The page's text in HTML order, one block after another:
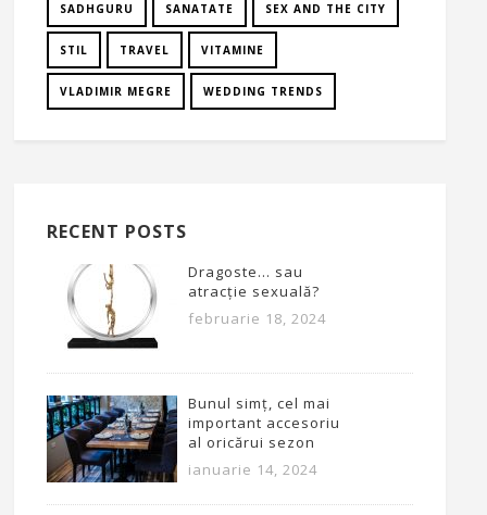
SADHGURU SANATATE SEX AND THE CITY
STIL TRAVEL VITAMINE
VLADIMIR MEGRE WEDDING TRENDS
RECENT POSTS
Dragoste… sau
atracție sexuală?
februarie 18, 2024
Bunul simț, cel mai
important accesoriu
al oricărui sezon
ianuarie 14, 2024